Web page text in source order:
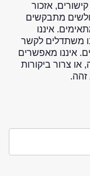
אזכור
מתבקשים
איננו
משתדלים לקשר
איננו מאפשרים
צרור ביקורות
זהה.